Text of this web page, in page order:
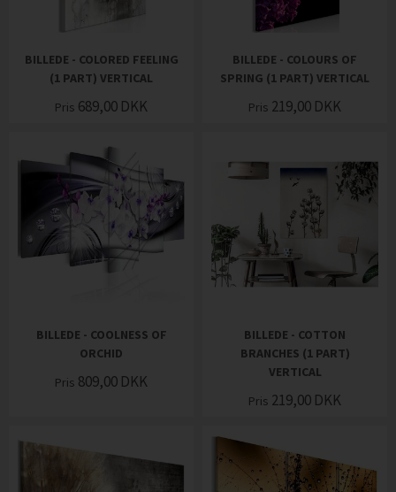
BILLEDE - COLORED FEELING
(1 PART) VERTICAL
Pris 689,00 DKK
BILLEDE - COLOURS OF
SPRING (1 PART) VERTICAL
Pris 219,00 DKK
BILLEDE - COOLNESS OF
ORCHID
Pris 809,00 DKK
BILLEDE - COTTON
BRANCHES (1 PART)
VERTICAL
Pris 219,00 DKK